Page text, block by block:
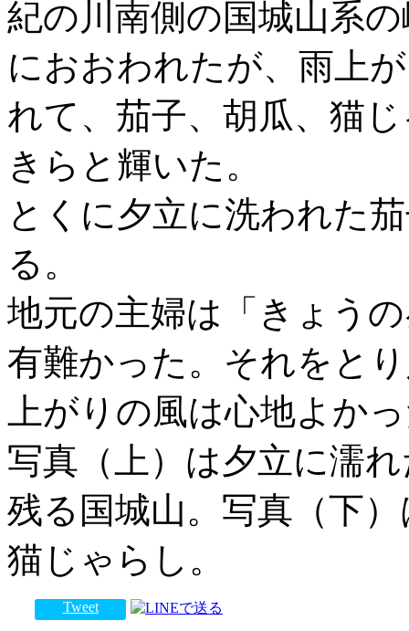
紀の川南側の国城山系
におおわれたが、雨上
れて、茄子、胡瓜、猫
きらと輝いた。
とくに夕立に洗われた
る。
地元の主婦は「きょう
有難かった。それをと
上がりの風は心地よか
写真（上）は夕立に濡
残る国城山。写真（下
猫じゃらし。
Tweet